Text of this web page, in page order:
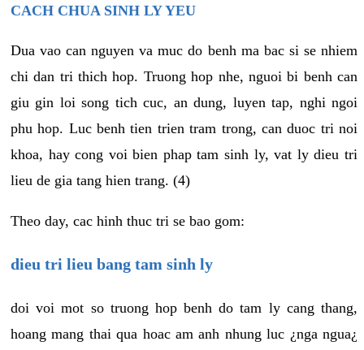
CACH CHUA SINH LY YEU
Dua vao can nguyen va muc do benh ma bac si se nhiem
chi dan tri thich hop. Truong hop nhe, nguoi bi benh can
giu gin loi song tich cuc, an dung, luyen tap, nghi ngoi
phu hop. Luc benh tien trien tram trong, can duoc tri noi
khoa, hay cong voi bien phap tam sinh ly, vat ly dieu tri
lieu de gia tang hien trang. (4)
Theo day, cac hinh thuc tri se bao gom:
dieu tri lieu bang tam sinh ly
doi voi mot so truong hop benh do tam ly cang thang,
hoang mang thai qua hoac am anh nhung luc ¿nga ngua¿